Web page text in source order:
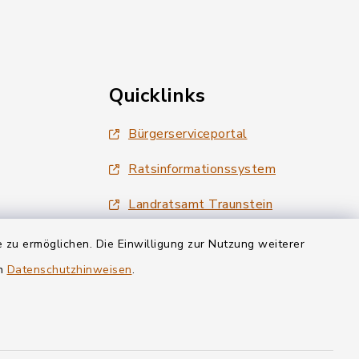
ermöglichen. Die Einwilligung zur Nutzung weiterer
Datenschutzhinweisen.
Quicklinks
Bürgerserviceportal
Ratsinformationssystem
Landratsamt Traunstein
Tourismus Siegsdorf
Wirtschaftsregion Chiemgau